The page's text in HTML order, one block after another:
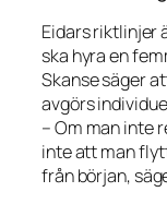
Eidars riktlinjer
ska hyra en
Skanse säger
avgörs
– Om man inte
inte att man
från början,